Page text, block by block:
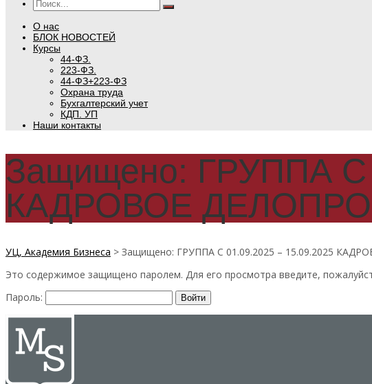
О нас
БЛОК НОВОСТЕЙ
Курсы
44-ФЗ.
223-ФЗ.
44-ФЗ+223-ФЗ
Охрана труда
Бухгалтерский учет
КДП. УП
Наши контакты
Защищено: ГРУППА С
КАДРОВОЕ
УЦ, Академия Бизнеса > Защищено: ГРУППА С 01.09.2025 – 15.09.2025
Это содержимое защищено паролем. Для его просмотра введите,
Пароль: